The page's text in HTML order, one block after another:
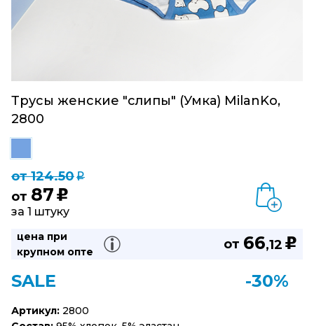
Трусы женские "слипы" (Умка) MilanKo,
2800
от 124.50q
от 87 u
за 1 штуку
цена при
крупном опте
от 66,12 u
SALE -30%
Артикул: 2800